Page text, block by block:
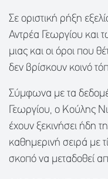
Σε οριστική ρήξη
Αντρέα Γεωργίου και
μιας και οι όροι που
δεν βρίσκουν κοινό
Σύμφωνα με τα
Γεωργίου, ο Κούλης
έχουν ξεκινήσει ήδη
καθημερινή σειρά με
σκοπό να μεταδοθεί